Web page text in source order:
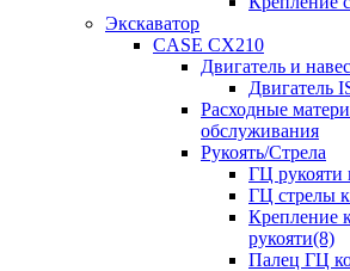
Экскаватор
CASE CX210
Двигатель и
Двигатель
Расходные
обслуживания
Рукоять/Стрела
ГЦ рукояти
ГЦ стрелы к
Крепление
рукояти(8)
Палец ГЦ